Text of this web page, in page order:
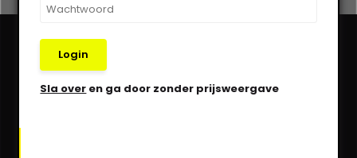
Login
Sla over en ga door zonder prijsweergave
Heb je een vraag?